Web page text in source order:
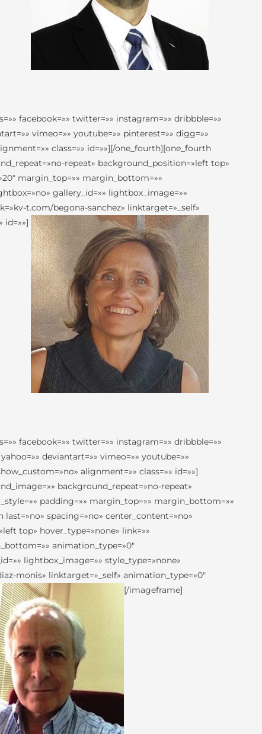
facebook=»» twitter=»» instagram=»» dribbble=»»
vimeo=»» youtube=»» pinterest=»» digg=»»
class=»» id=»»][/one_fourth][one_fourth
repeat» background_position=»left top»
margin_top=»» margin_bottom=»»
gallery_id=»» lightbox_image=»»
t.com/begona-sanchez» linktarget=»_self»
id=»»]
facebook=»» twitter=»» instagram=»» dribbble=»»
deviantart=»» vimeo=»» youtube=»»
alignment=»» class=»» id=»»]
background_repeat=»no-repeat»
padding=»» margin_top=»» margin_bottom=»»
spacing=»no» center_content=»no»
top» hover_type=»none» link=»»
animation_type=»0″
lightbox_image=»» style_type=»none»
monis» linktarget=»_self» animation_type=»0″
[/imageframe]